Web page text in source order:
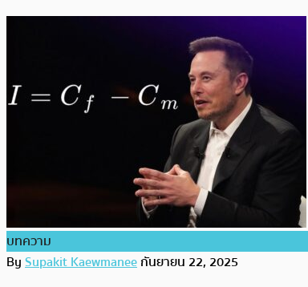
บทความ
BySupakit Kaewmaneeกันยายน 22, 2025